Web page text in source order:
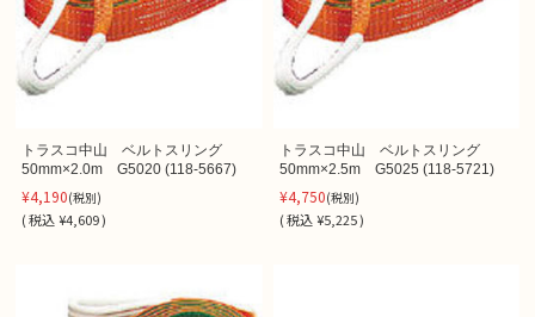
トラスコ中山 ベルトスリング
50mm×2.0m G5020 (118-5667)
¥4,190(税別)
(税込¥4,609 )
トラスコ中山 ベルトスリング
50mm×2.5m G5025 (118-5721)
¥4,750(税別)
(税込 ¥5,225 )